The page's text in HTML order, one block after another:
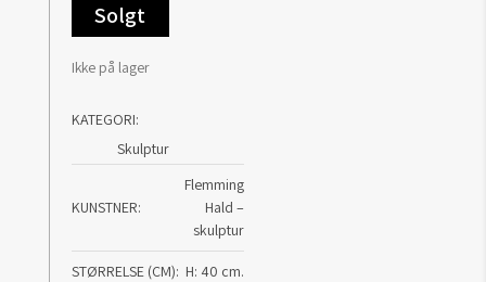
Solgt
Ikke på lager
KATEGORI:
Skulptur
KUNSTNER
Flemming
Hald –
skulptur
STØRRELSE (CM) H: 40 cm.